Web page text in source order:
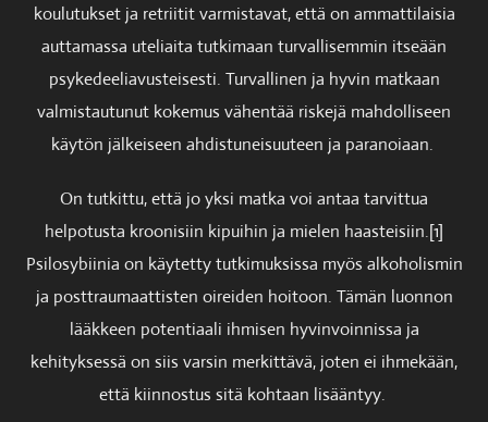
koulutukset ja retriitit varmistavat, että on ammattilaisia
auttamassa uteliaita tutkimaan turvallisemmin itseään
psykedeeliavusteisesti. Turvallinen ja hyvin matkaan
valmistautunut kokemus vähentää riskejä mahdolliseen
käytön jälkeiseen ahdistuneisuuteen ja paranoiaan.
On tutkittu, että jo yksi matka voi antaa tarvittua
helpotusta kroonisiin kipuihin ja mielen haasteisiin.[1]
Psilosybiinia on käytetty tutkimuksissa myös alkoholismin
ja posttraumaattisten oireiden hoitoon. Tämän luonnon
lääkkeen potentiaali ihmisen hyvinvoinnissa ja
kehityksessä on siis varsin merkittävä, joten ei ihmekään,
että kiinnostus sitä kohtaan lisääntyy.